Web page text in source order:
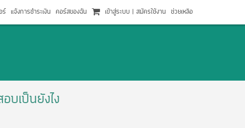
เข้าสู่ระบบ | สมัครใช้งาน ช่วยเหลือ
ร์ แจ้งการชำระเงิน คอร์สของฉัน
บเป็นยังไง